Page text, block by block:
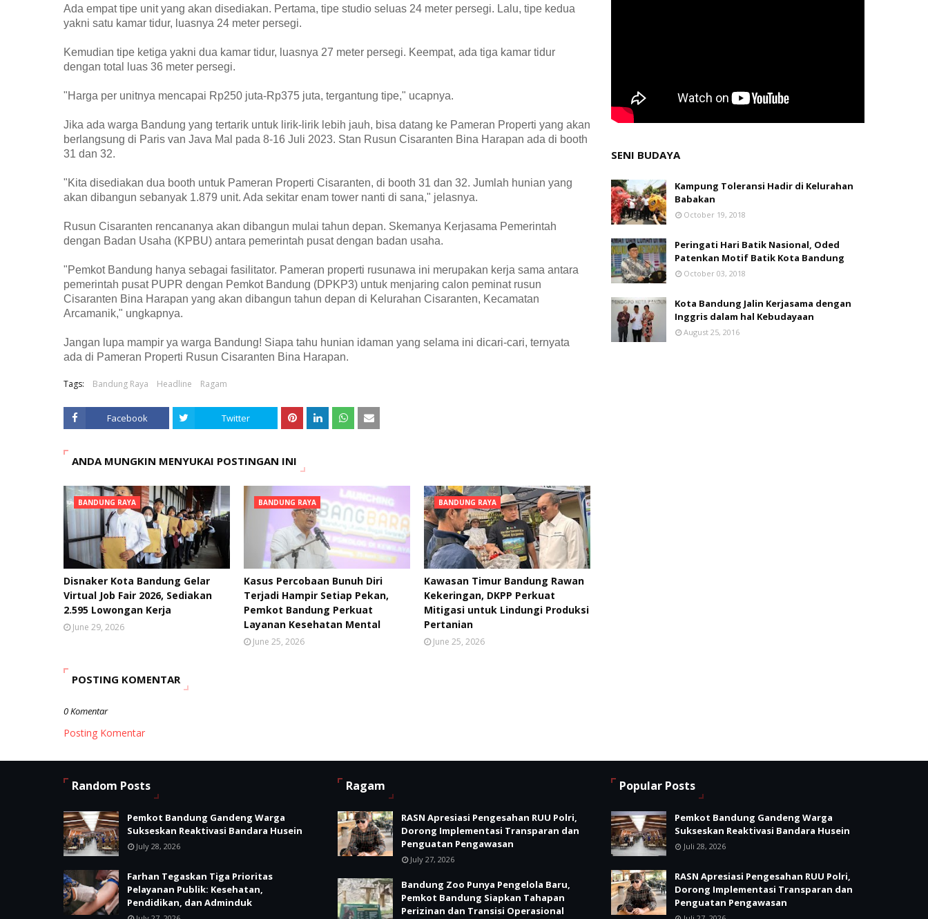
Ada empat tipe unit yang akan disediakan. Pertama, tipe studio seluas 24 meter persegi. Lalu, tipe kedua
yakni satu kamar tidur, luasnya 24 meter persegi.
Kemudian tipe ketiga yakni dua kamar tidur, luasnya 27 meter persegi. Keempat, ada tiga kamar tidur
dengan total luas 36 meter persegi.
"Harga per unitnya mencapai Rp250 juta-Rp375 juta, tergantung tipe," ucapnya.
Jika ada warga Bandung yang tertarik untuk lirik-lirik lebih jauh, bisa datang ke Pameran Properti yang akan
berlangsung di Paris van Java Mal pada 8-16 Juli 2023. Stan Rusun Cisaranten Bina Harapan ada di booth
31 dan 32.
"Kita disediakan dua booth untuk Pameran Properti Cisaranten, di booth 31 dan 32. Jumlah hunian yang
akan dibangun sebanyak 1.879 unit. Ada sekitar enam tower nanti di sana," jelasnya.
Rusun Cisaranten rencananya akan dibangun mulai tahun depan. Skemanya Kerjasama Pemerintah
dengan Badan Usaha (KPBU) antara pemerintah pusat dengan badan usaha.
"Pemkot Bandung hanya sebagai fasilitator. Pameran properti rusunawa ini merupakan kerja sama antara
pemerintah pusat PUPR dengan Pemkot Bandung (DPKP3) untuk menjaring calon peminat rusun
Cisaranten Bina Harapan yang akan dibangun tahun depan di Kelurahan Cisaranten, Kecamatan
Arcamanik," ungkapnya.
Jangan lupa mampir ya warga Bandung! Siapa tahu hunian idaman yang selama ini dicari-cari, ternyata
ada di Pameran Properti Rusun Cisaranten Bina Harapan.
Tags: Bandung Raya Headline Ragam
Facebook Twitter
ANDA MUNGKIN MENYUKAI POSTINGAN INI
BANDUNG RAYA
Disnaker Kota Bandung Gelar
Virtual Job Fair 2026, Sediakan
2.595 Lowongan Kerja
June 29, 2026
BANDUNG RAYA
Kasus Percobaan Bunuh Diri
Terjadi Hampir Setiap Pekan,
Pemkot Bandung Perkuat
Layanan Kesehatan Mental
June 25, 2026
BANDUNG RAYA
Kawasan Timur Bandung Rawan
Kekeringan, DKPP Perkuat
Mitigasi untuk Lindungi Produksi
Pertanian
June 25, 2026
POSTING KOMENTAR
0 Komentar
Posting Komentar
SENI BUDAYA
Kampung Toleransi Hadir di Kelurahan
Babakan
October 19, 2018
Peringati Hari Batik Nasional, Oded
Patenkan Motif Batik Kota Bandung
October 03, 2018
Kota Bandung Jalin Kerjasama dengan
Inggris dalam hal Kebudayaan
August 25, 2016
Random Posts
Pemkot Bandung Gandeng Warga
Sukseskan Reaktivasi Bandara Husein
July 28, 2026
Farhan Tegaskan Tiga Prioritas
Pelayanan Publik: Kesehatan,
Pendidikan, dan Adminduk
Ragam
RASN Apresiasi Pengesahan RUU Polri,
Dorong Implementasi Transparan dan
Penguatan Pengawasan
July 27, 2026
Bandung Zoo Punya Pengelola Baru,
Pemkot Bandung Siapkan Tahapan
Perizinan dan Transisi Operasional
Popular Posts
Pemkot Bandung Gandeng Warga
Sukseskan Reaktivasi Bandara Husein
Juli 28, 2026
RASN Apresiasi Pengesahan RUU Polri,
Dorong Implementasi Transparan dan
Penguatan Pengawasan